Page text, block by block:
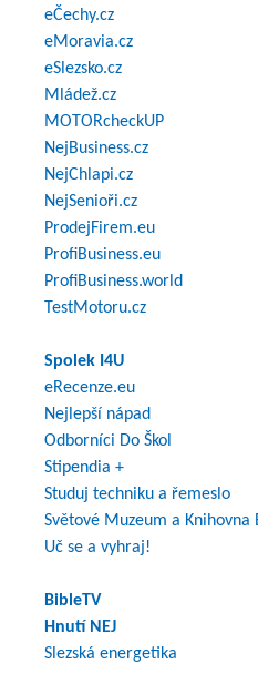
eČechy.cz
eMoravia.cz
eSlezsko.cz
Mládež.cz
MOTORcheckUP
NejBusiness.cz
NejChlapi.cz
NejSenioři.cz
ProdejFirem.eu
ProfiBusiness.eu
ProfiBusiness.world
TestMotoru.cz
Spolek I4U
eRecenze.eu
Nejlepší nápad
Odborníci Do Škol
Stipendia +
Studuj techniku a řemeslo
Světové Muzeum a Knihovna
Uč se a vyhraj!
BibleTV
Hnutí NEJ
Slezská energetika